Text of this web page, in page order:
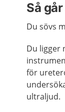
Så
Du sövs
Du ligger
för
ultraljud.